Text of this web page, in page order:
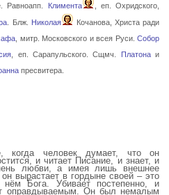
Равноапп.
Климента
, еп. Охридского,
. Блж. Николая
Кочанова, Христа ради
, митр. Московского и всея Руси.Собор
, еп. Сарапульского. Сщмч. Платонаи
пресвитера.
когда человек думает, что он
и читает Писание, и знает, и
любви, а имея лишь внешнее
вырастает в гордыне своей – это
Бога. Убивает постепенно, и
оправдываемым. Он был немалым